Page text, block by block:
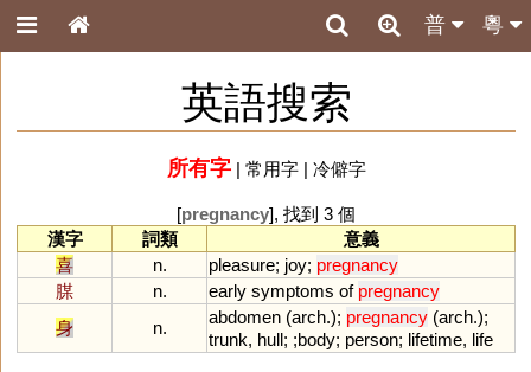
粵
普
英語搜索
所有字| 常用字| 冷僻字
[pregnancy], 找到 3 個
漢字
詞類
意義
喜
n. pleasure; joy; pregnancy
腜
n. early symptoms of pregnancy
身
n.
abdomen (arch.); pregnancy (arch.);
trunk, hull; ;body; person; lifetime, life